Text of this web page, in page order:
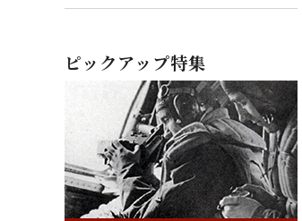
ピックアップ特集